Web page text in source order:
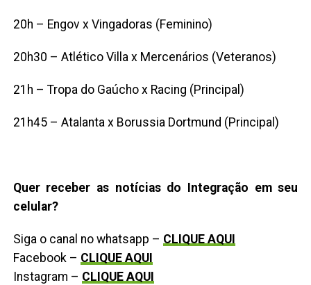
20h – Engov x Vingadoras (Feminino)
20h30 – Atlético Villa x Mercenários (Veteranos)
21h – Tropa do Gaúcho x Racing (Principal)
21h45 – Atalanta x Borussia Dortmund (Principal)
Quer receber as notícias do Integração em seu
celular?
Siga o canal no whatsapp – CLIQUE AQUI
Facebook – CLIQUE AQUI
Instagram – CLIQUE AQUI